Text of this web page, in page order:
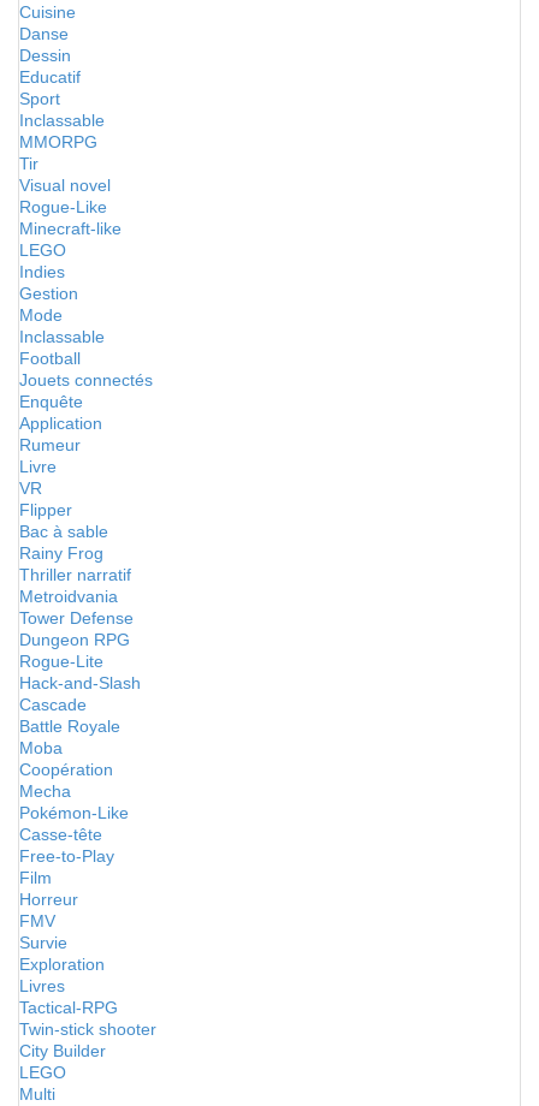
Cuisine
Danse
Dessin
Educatif
Sport
Inclassable
MMORPG
Tir
Visual novel
Rogue-Like
Minecraft-like
LEGO
Indies
Gestion
Mode
Inclassable
Football
Jouets connectés
Enquête
Application
Rumeur
Livre
VR
Flipper
Bac à sable
Rainy Frog
Thriller narratif
Metroidvania
Tower Defense
Dungeon RPG
Rogue-Lite
Hack-and-Slash
Cascade
Battle Royale
Moba
Coopération
Mecha
Pokémon-Like
Casse-tête
Free-to-Play
Film
Horreur
FMV
Survie
Exploration
Livres
Tactical-RPG
Twin-stick shooter
City Builder
LEGO
Multi